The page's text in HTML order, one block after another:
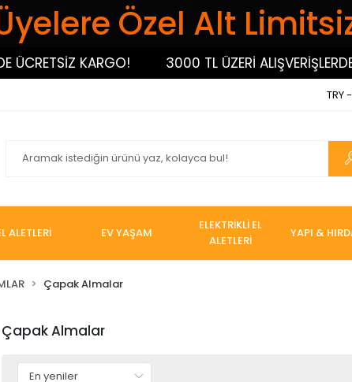
Özel Alt
KARGO! 3000 TL ÜZERİ ALIŞVERİŞLERDE
TRY
ALETLERİ EV YAŞAM
ELEKTRİKLİ EL
ALETLERİ
YAPI &
Çapak Almalar
Çapak Almalar